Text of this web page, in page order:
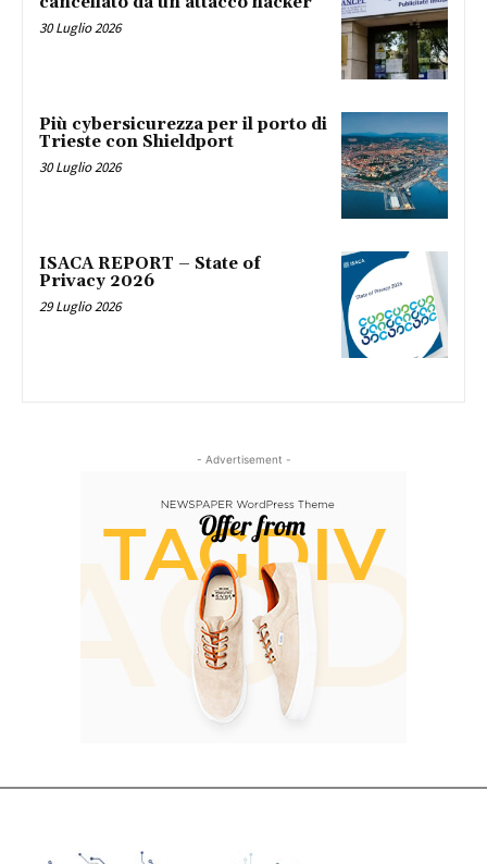
30 Luglio 2026
Più cybersicurezza per il porto di
Trieste con Shieldport
30 Luglio 2026
ISACA REPORT – State of
Privacy 2026
29 Luglio 2026
- Advertisement -